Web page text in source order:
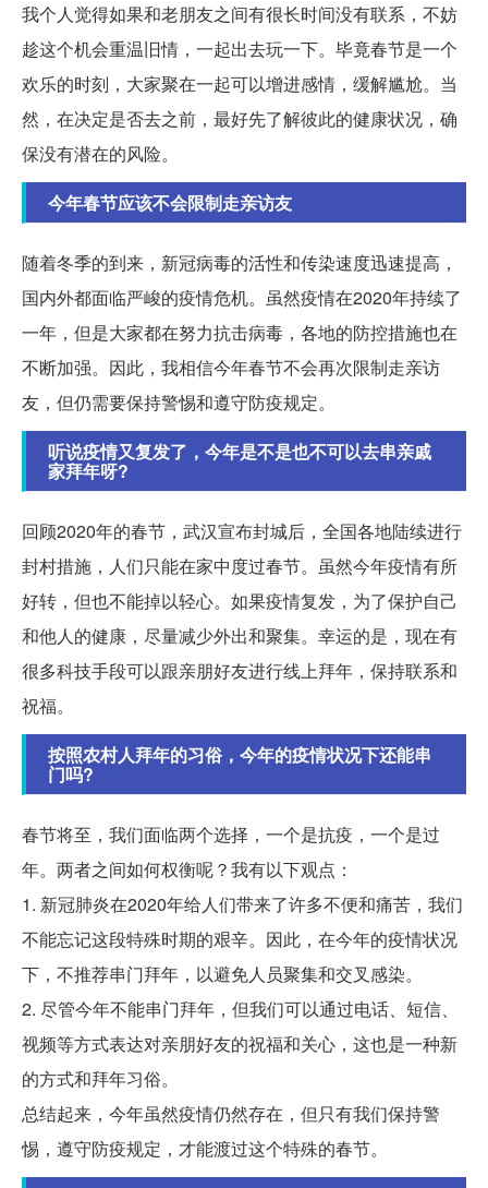
我个人觉得如果和老朋友之间有很长时间没有联系，不妨
趁这个机会重温旧情，一起出去玩一下。毕竟春节是一个
欢乐的时刻，大家聚在一起可以增进感情，缓解尴尬。当
然，在决定是否去之前，最好先了解彼此的健康状况，确
保没有潜在的风险。
今年春节应该不会限制走亲访友
随着冬季的到来，新冠病毒的活性和传染速度迅速提高，
国内外都面临严峻的疫情危机。虽然疫情在2020年持续了
一年，但是大家都在努力抗击病毒，各地的防控措施也在
不断加强。因此，我相信今年春节不会再次限制走亲访
友，但仍需要保持警惕和遵守防疫规定。
听说疫情又复发了，今年是不是也不可以去串亲戚
家拜年呀?
回顾2020年的春节，武汉宣布封城后，全国各地陆续进行
封村措施，人们只能在家中度过春节。虽然今年疫情有所
好转，但也不能掉以轻心。如果疫情复发，为了保护自己
和他人的健康，尽量减少外出和聚集。幸运的是，现在有
很多科技手段可以跟亲朋好友进行线上拜年，保持联系和
祝福。
按照农村人拜年的习俗，今年的疫情状况下还能串
门吗?
春节将至，我们面临两个选择，一个是抗疫，一个是过
年。两者之间如何权衡呢？我有以下观点：
1. 新冠肺炎在2020年给人们带来了许多不便和痛苦，我们
不能忘记这段特殊时期的艰辛。因此，在今年的疫情状况
下，不推荐串门拜年，以避免人员聚集和交叉感染。
2. 尽管今年不能串门拜年，但我们可以通过电话、短信、
视频等方式表达对亲朋好友的祝福和关心，这也是一种新
的方式和拜年习俗。
总结起来，今年虽然疫情仍然存在，但只有我们保持警
惕，遵守防疫规定，才能渡过这个特殊的春节。